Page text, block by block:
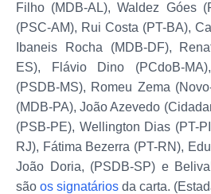
Filho (MDB-AL), Waldez Góes
(PSC-AM), Rui Costa (PT-BA),
Ibaneis Rocha (MDB-DF),
ES), Flávio Dino (PCdoB-
(PSDB-MS), Romeu Zema
(MDB-PA), João Azevedo
(PSB-PE), Wellington Dias (PT-
RJ), Fátima Bezerra (PT-RN),
João Doria, (PSDB-SP) e
são os signatários da carta.